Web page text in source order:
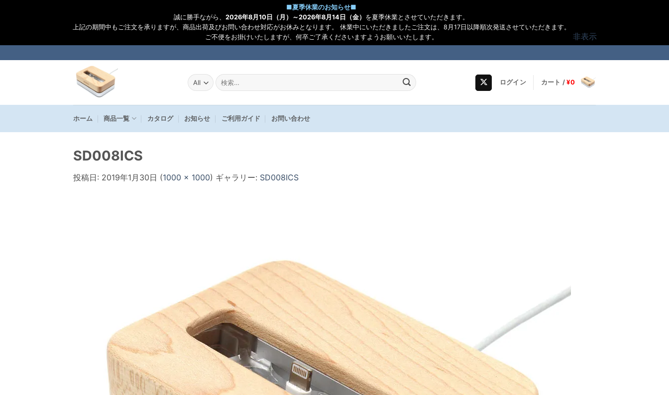
■夏季休業のお知らせ■
誠に勝手ながら、 2026年8月10日（月）～2026年8月14日（金） を夏季休業とさせていただきます。
上記の期間中もご注文を承りますが、商品出荷及びお問い合わせ対応がお休みとなります。 休業中にいただきましたご注文は、8月17日以降順次発送させていただきます。
ご不便をお掛けいたしますが、何卒ご了承くださいますようお願いいたします。
非表示
to
検
索
果:
ログイン カート /¥0
ホーム 商品一覧 カタログ お知らせ ご利用ガイド お問い合わせ
SD008ICS
投稿日: 2019年1月30日 (1000 × 1000) ギャラリー: SD008ICS